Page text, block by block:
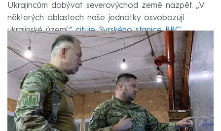
Ukrajincům dobývat severovýchod země nazpět. „V
některých oblastech naše jednotky osvobozují
ukrajinské území,“cituje Syrského stanice BBC.